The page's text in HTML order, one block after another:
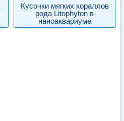
Кусочки мягких кораллов
рода Litophyton в
наноаквариуме